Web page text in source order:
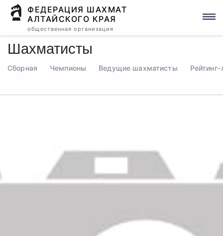
ФЕДЕРАЦИЯ ШАХМАТ
АЛТАЙСКОГО КРАЯ
общественная организация
Шахматисты
Сборная Чемпионы Ведущие шахматисты Рейтинг-